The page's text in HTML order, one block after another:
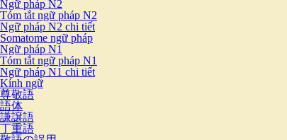
Ngữ pháp N2
Tóm tắt ngữ pháp N2
Ngữ pháp N2 chi tiết
Somatome ngữ pháp
Ngữ pháp N1
Tóm tắt ngữ pháp N1
Ngữ pháp N1 chi tiết
Kính ngữ
尊敬語
語体
謙譲語
丁重語